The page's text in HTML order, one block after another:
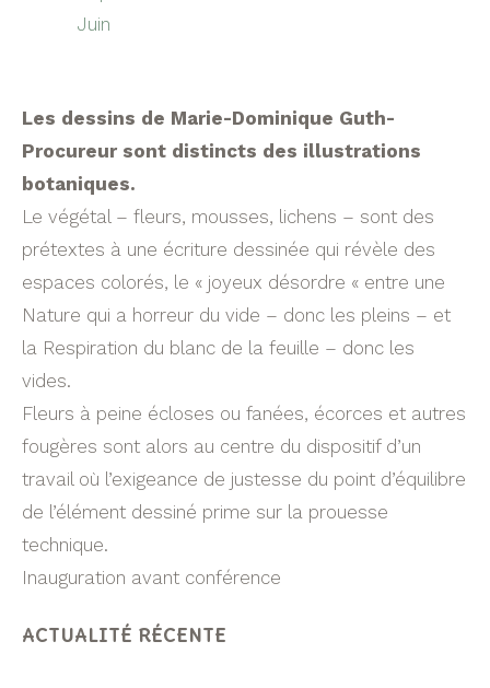
Juin
Les dessins de Marie-Dominique Guth-
Procureur sont distincts des illustrations
botaniques.
Le végétal – fleurs, mousses, lichens – sont des
prétextes à une écriture dessinée qui révèle des
espaces colorés, le « joyeux désordre « entre une
Nature qui a horreur du vide – donc les pleins – et
la Respiration du blanc de la feuille – donc les
vides.
Fleurs à peine écloses ou fanées, écorces et autres
fougères sont alors au centre du dispositif d’un
travail où l’exigeance de justesse du point d’équilibre
de l’élément dessiné prime sur la prouesse
technique.
Inauguration avant conférence
ACTUALITÉ RÉCENTE